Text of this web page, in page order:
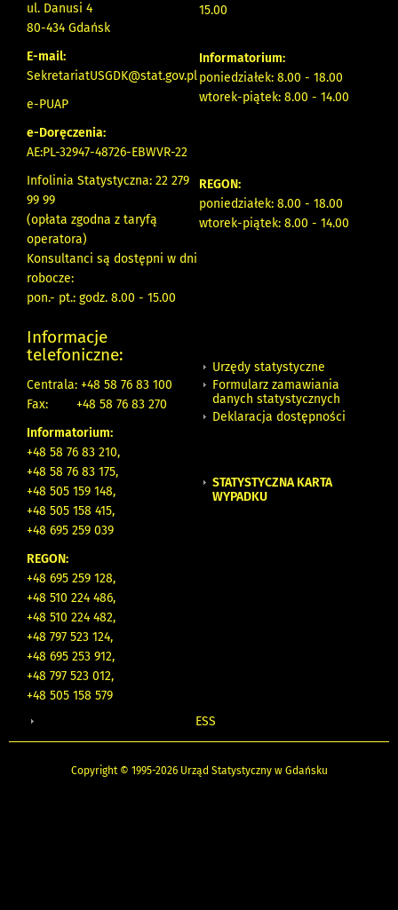
ul. Danusi 4
80-434 Gdańsk
E-mail:
SekretariatUSGDK@stat.gov.pl
e-PUAP
e-Doręczenia:
AE:PL-32947-48726-EBWVR-22
Infolinia Statystyczna: 22 279
99 99
(opłata zgodna z taryfą
operatora)
Konsultanci są dostępni w dni
robocze:
pon.- pt.: godz. 8.00 - 15.00
15.00
Informatorium:
poniedziałek: 8.00 - 18.00
wtorek-piątek: 8.00 - 14.00
REGON:
poniedziałek: 8.00 - 18.00
wtorek-piątek: 8.00 - 14.00
Informacje
telefoniczne:
Centrala: +48 58 76 83 100
Fax:
+48 58 76 83 270
Informatorium:
+48 58 76 83 210,
+48 58 76 83 175,
+48 505 159 148,
+48 505 158 415,
+48 695 259 039
REGON:
+48 695 259 128,
+48 510 224 486,
+48 510 224 482,
+48 797 523 124,
+48 695 253 912,
+48 797 523 012,
+48 505 158 579
Urzędy statystyczne
Formularz zamawiania
danych statystycznych
Deklaracja dostępności
STATYSTYCZNA KARTA
WYPADKU
ESS
Copyright © 1995-2026 Urząd Statystyczny w Gdańsku